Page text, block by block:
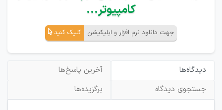
کامپیوتر...
جهت دانلود نرم افزار و اپلیکیشن کلیک کنید
دیدگاه‌ها
آخرین پاسخ‌ها
جستجوی دیدگاه
برگزیده‌ها